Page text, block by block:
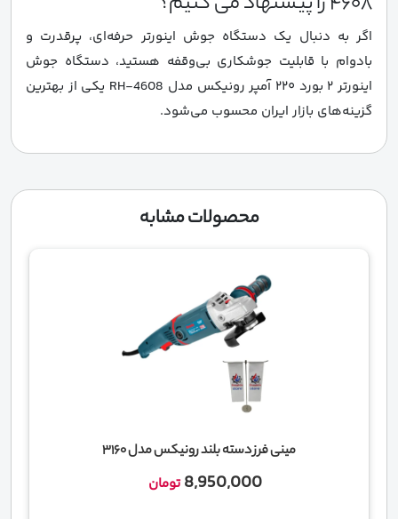
اگر به دنبال یک دستگاه جوش اینورتر حرفه‌ای، پرقدرت و
بادوام با قابلیت جوشکاری بی‌وقفه هستید، دستگاه جوش
اینورتر ۲ بورد ۲۲۰ آمپر رونیکس مدل RH-4608 یکی از بهترین
گزینه‌های بازار ایران محسوب می‌شود.
محصولات مشابه
مینی فرز دسته بلند رونیکس مدل 3160
8,950,000 تومان